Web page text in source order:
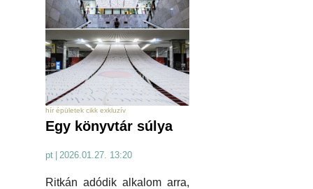
hír épületek cikk exkluzív
Egy könyvtár súlya
pt | 2026.01.27. 13:20
Ritkán adódik alkalom arra,